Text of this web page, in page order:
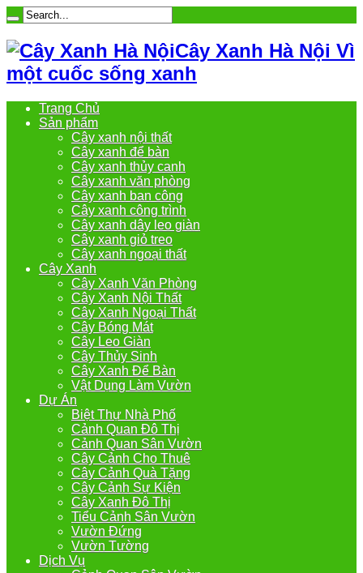
Cây Xanh Hà Nội Vì
một cuốc sống xanh
Trang Chủ
Sản phẩm
Cây xanh nội thất
Cây xanh để bàn
Cây xanh thủy canh
Cây xanh văn phòng
Cây xanh ban công
Cây xanh công trình
Cây xanh dây leo giàn
Cây xanh giỏ treo
Cây xanh ngoại thất
Cây Xanh
Cây Xanh Văn Phòng
Cây Xanh Nội Thất
Cây Xanh Ngoại Thất
Cây Bóng Mát
Cây Leo Giàn
Cây Thủy Sinh
Cây Xanh Để Bàn
Vật Dụng Làm Vườn
Dự Án
Biệt Thự Nhà Phố
Cảnh Quan Đô Thị
Cảnh Quan Sân Vườn
Cây Cảnh Cho Thuê
Cây Cảnh Quà Tặng
Cây Cảnh Sự Kiện
Cây Xanh Đô Thị
Tiểu Cảnh Sân Vườn
Vườn Đứng
Vườn Tường
Dịch Vụ